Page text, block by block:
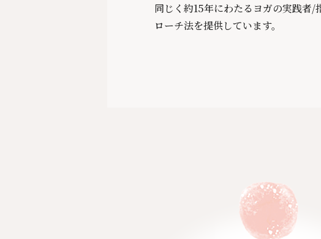
同じく約15年にわたるヨガの実践者
ローチ法を提供しています。